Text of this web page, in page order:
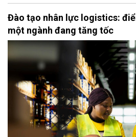
Đào tạo nhân lực logistics:
một ngành đang tăng tốc